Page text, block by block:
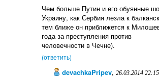
Чем больше Путин и его обуянные
Украину, как Сербия лезла к
тем ближе он приближется к
года за преступления против
человечности в Чечне).
(ответить)
devachkaPripev,26.03.2014 22:15